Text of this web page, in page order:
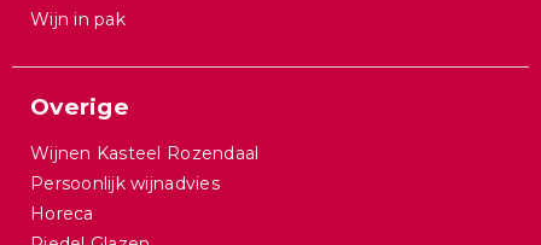
Wijn in pak
Overige
Wijnen Kasteel Rozendaal
Persoonlijk wijnadvies
Horeca